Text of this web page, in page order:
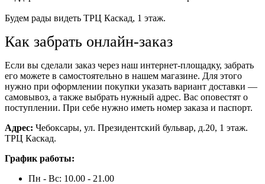
Будем рады видеть ТРЦ Каскад, 1 этаж.
Как забрать онлайн-заказ
Если вы сделали заказ через наш интернет-площадку, забрать
его можете в самостоятельно в нашем магазине. Для этого
нужно при оформлении покупки указать вариант доставки —
самовывоз, а также выбрать нужный адрес. Вас оповестят о
поступлении. При себе нужно иметь номер заказа и паспорт.
Адрес: Чебоксары, ул. Президентский бульвар, д.20, 1 этаж.
ТРЦ Каскад.
График работы:
Пн - Вс: 10.00 - 21.00